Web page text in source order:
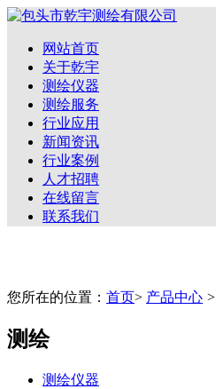
网站首页
关于乾宇
测绘仪器
测绘服务
行业应用
新闻资讯
行业案例
人才招聘
在线留言
联系我们
您所在的位置： 首页> 产品中心 >
测绘
测绘仪器